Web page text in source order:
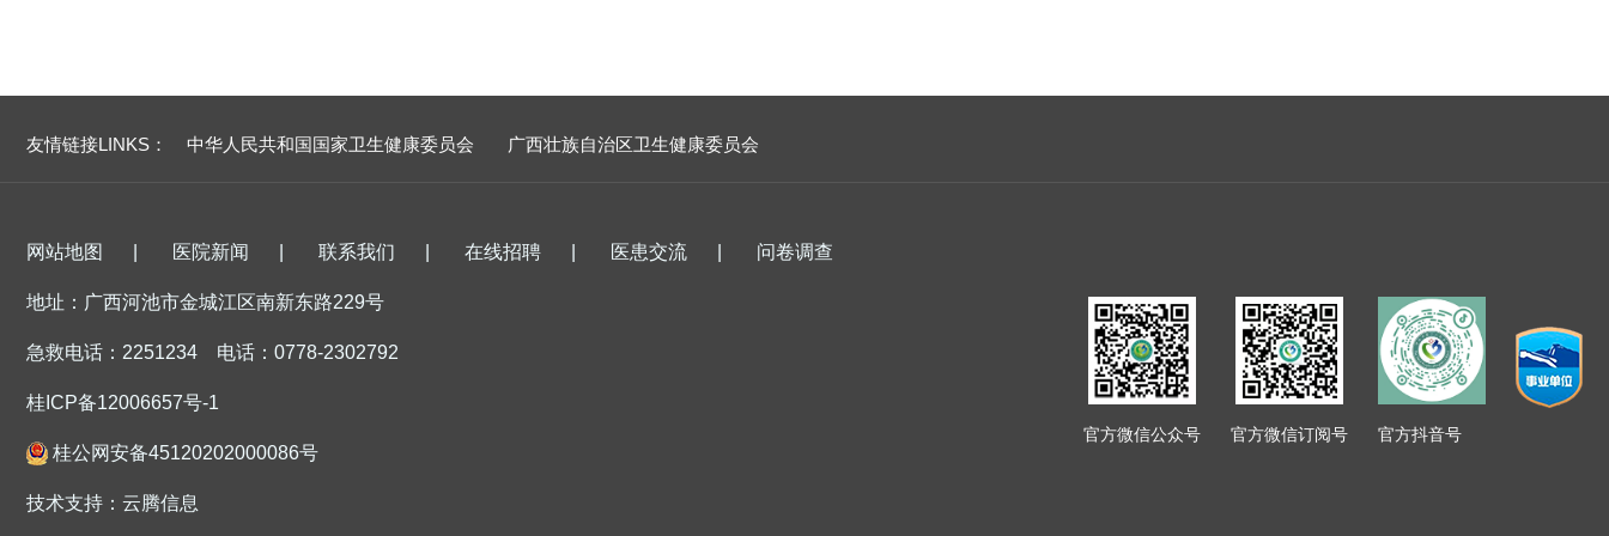
友情链接LINKS： 中华人民共和国国家卫生健康委员会 广西壮族自治区卫生健康委员会
网站地图 医院新闻 联系我们 在线招聘 医患交流 问卷调查
地址：广西河池市金城江区南新东路229号
急救电话：2251234 电话：0778-2302792
桂ICP备12006657号-1
桂公网安备45120202000086号
技术支持： 云腾信息
官方微信公众号 官方微信订阅号 官方抖音号